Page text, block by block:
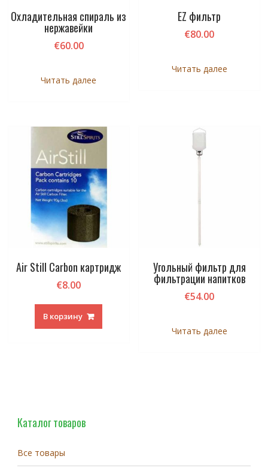
Охладительная спираль из
нержавейки
€60.00
Читать далее
EZ фильтр
€80.00
Читать далее
Air Still Carbon картридж
€8.00
В корзину
Угольный фильтр для
фильтрации напитков
€54.00
Читать далее
Каталог товаров
Все товары